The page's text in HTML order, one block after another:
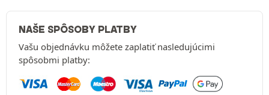
NAŠE SPÔSOBY PLATBY
Vašu objednávku môžete zaplatiť nasledujúcimi
spôsobmi platby: